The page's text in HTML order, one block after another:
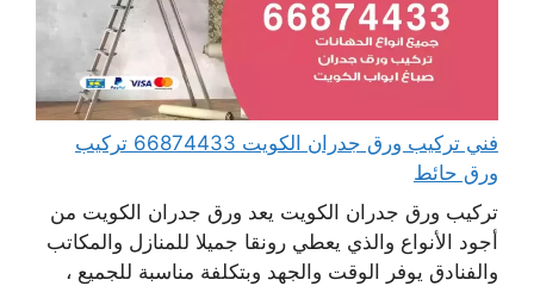
فني تركيب ورق جدران الكويت 66874433 تركيب
ورق حائط
تركيب ورق جدران الكويت يعد ورق جدران الكويت من
أجود الأنواع والذي يعطي رونقا جميلا للمنازل والمكاتب
والفنادق يوفر الوقت والجهد وبتكلفة مناسبة للجميع ،